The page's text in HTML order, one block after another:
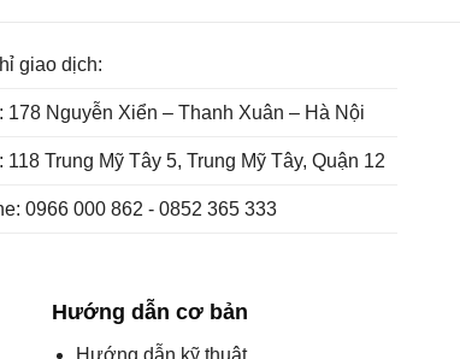
giao dịch:
178 Nguyễn Xiển – Thanh Xuân – Hà Nội
118 Trung Mỹ Tây 5, Trung Mỹ Tây, Quận 12
0966 000 862 - 0852 365 333
Hướng dẫn cơ bản
Hướng dẫn kỹ thuật